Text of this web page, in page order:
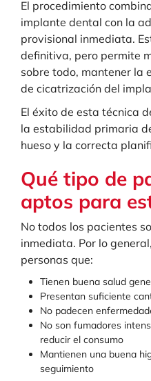
El procedimiento
implante dental con la
provisional inmediata.
definitiva, pero permite
sobre todo, mantener la
de cicatrización del
El éxito de esta técnica
la estabilidad primaria
hueso y la correcta
Qué tipo de
aptos para
No todos los pacientes
inmediata. Por lo
personas que:
Tienen buena salud
Presentan suficiente
No padecen
No son fumadores
reducir el consumo
Mantienen una buena
seguimiento